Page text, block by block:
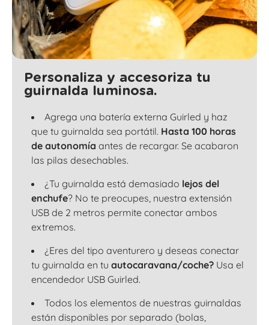
Personaliza y accesoriza tu
guirnalda luminosa.
Agrega una batería externa Guirled y haz
que tu guirnalda sea portátil. Hasta 100 horas
de autonomía antes de recargar. Se acabaron
las pilas desechables.
¿Tu guirnalda está demasiado lejos del
enchufe? No te preocupes, nuestra extensión
USB de 2 metros permite conectar ambos
extremos.
¿Eres del tipo aventurero y deseas conectar
tu guirnalda en tu autocaravana/coche? Usa el
encendedor USB Guirled.
Todos los elementos de nuestras guirnaldas
están disponibles por separado (bolas,